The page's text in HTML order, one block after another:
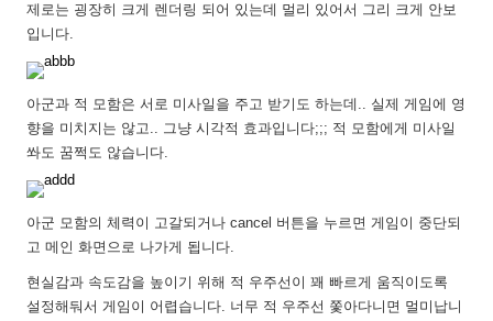
제로는 굉장히 크게 렌더링 되어 있는데 멀리 있어서 그리 크게 안보
입니다.
아군과 적 모함은 서로 미사일을 주고 받기도 하는데.. 실제 게임에 영
향을 미치지는 않고.. 그냥 시각적 효과입니다;;; 적 모함에게 미사일
쏴도 꿈쩍도 않습니다.
아군 모함의 체력이 고갈되거나 cancel 버튼을 누르면 게임이 중단되
고 메인 화면으로 나가게 됩니다.
현실감과 속도감을 높이기 위해 적 우주선이 꽤 빠르게 움직이도록
설정해둬서 게임이 어렵습니다. 너무 적 우주선 쫓아다니면 멀미납니